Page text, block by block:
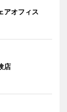
アオフィス
店